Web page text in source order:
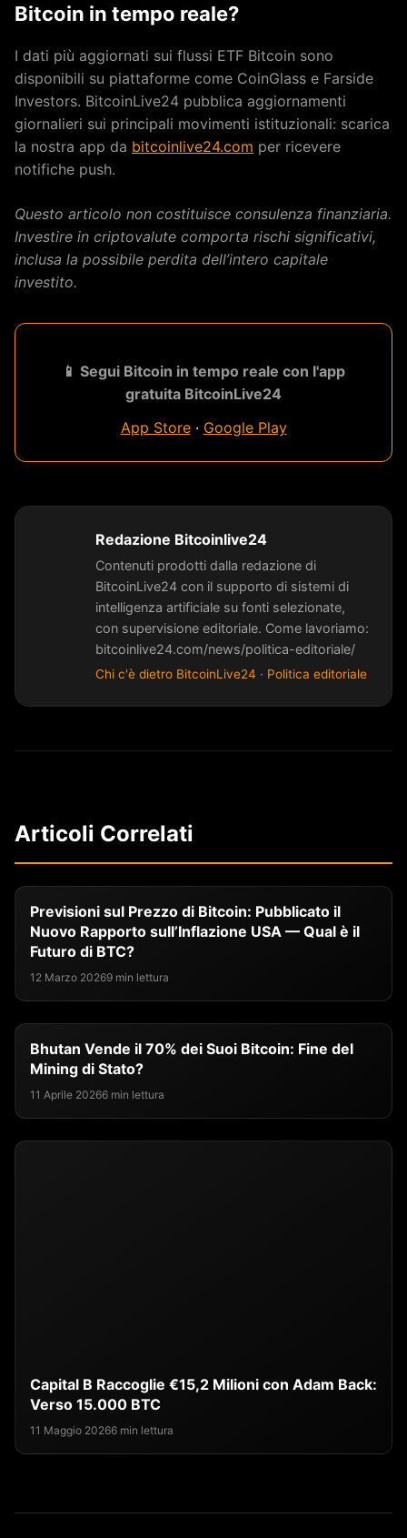
Bitcoin in tempo reale?
I dati più aggiornati sui flussi ETF Bitcoin sono
disponibili su piattaforme come CoinGlass e Farside
Investors. BitcoinLive24 pubblica aggiornamenti
giornalieri sui principali movimenti istituzionali: scarica
la nostra app da bitcoinlive24.com per ricevere
notifiche push.
Questo articolo non costituisce consulenza finanziaria.
Investire in criptovalute comporta rischi significativi,
inclusa la possibile perdita dell’intero capitale
investito.
📱 Segui Bitcoin in tempo reale con l'app
gratuita BitcoinLive24
App Store· Google Play
Redazione Bitcoinlive24
Contenuti prodotti dalla redazione di
BitcoinLive24 con il supporto di sistemi di
intelligenza artificiale su fonti selezionate,
con supervisione editoriale. Come lavoriamo:
bitcoinlive24.com/news/politica-editoriale/
Chi c'è dietro BitcoinLive24 · Politica editoriale
Articoli Correlati
Previsioni sul Prezzo di Bitcoin: Pubblicato il
Nuovo Rapporto sull’Inflazione USA — Qual è il
Futuro di BTC?
12 Marzo 20269 min lettura
Bhutan Vende il 70% dei Suoi Bitcoin: Fine del
Mining di Stato?
11 Aprile 20266 min lettura
Capital B Raccoglie €15,2 Milioni con Adam Back:
Verso 15.000 BTC
11 Maggio 20266 min lettura